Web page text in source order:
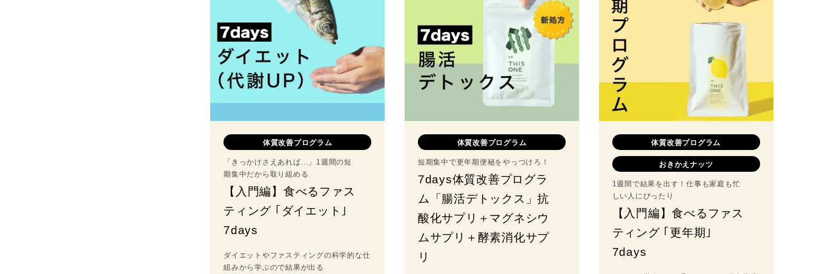
体質改善プログラム
「きっかけさえあれば…」1週間の短
期集中だから取り組める
【入門編】食べるファス
ティング ｢ダイエット｣
7days
ダイエットやファスティングの科学的な仕
組みから学ぶので結果が出る
体質改善プログラム
短期集中で更年期便秘をやっつけろ！
7days体質改善プログラ
ム「腸活デトックス」抗
酸化サプリ＋マグネシウ
ムサプリ＋酵素消化サプ
リ
体質改善プログラム
おきかえナッツ
1週間で結果を出す！仕事も家庭も忙
しい人にぴったり
【入門編】食べるファス
ティング ｢更年期｣
7days